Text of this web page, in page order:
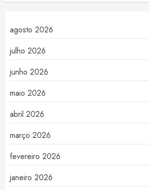
agosto 2026
julho 2026
junho 2026
maio 2026
abril 2026
março 2026
fevereiro 2026
janeiro 2026